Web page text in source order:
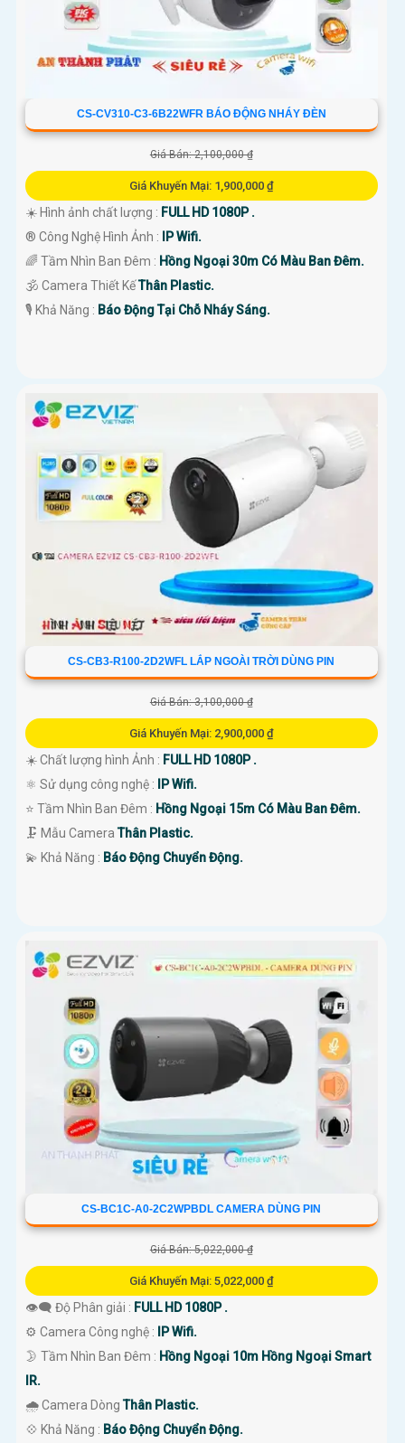
CS-CV310-C3-6B22WFR BÁO ĐỘNG NHÁY ĐÈN
Giá Bán: 2,100,000 ₫
Giá Khuyến Mại: 1,900,000 ₫
☀️ Hình ảnh chất lượng : FULL HD 1080P .
®️ Công Nghệ Hình Ảnh :
IP Wifi.
🌈 Tầm Nhìn Ban Đêm : Hồng Ngoại 30m Có Màu Ban Đêm.
🕉️ Camera Thiết KếThân Plastic.
️🎙 Khả Năng : Báo Động Tại Chỗ Nháy Sáng.
CS-CB3-R100-2D2WFL LẮP NGOÀI TRỜI DÙNG PIN
Giá Bán: 3,100,000 ₫
Giá Khuyến Mại: 2,900,000 ₫
☀️ Chất lượng hình Ảnh : FULL HD 1080P .
⚛️ Sử dụng công nghệ :
IP Wifi.
⭐ Tầm Nhìn Ban Đêm : Hồng Ngoại 15m Có Màu Ban Đêm.
🗜️ Mẫu CameraThân Plastic.
️💫 Khả Năng : Báo Động Chuyển Động.
CS-BC1C-A0-2C2WPBDL CAMERA DÙNG PIN
Giá Bán: 5,022,000 ₫
Giá Khuyến Mại: 5,022,000 ₫
👁️‍🗨 Độ Phân giải : FULL HD 1080P .
⚙ Camera Công nghệ :
IP Wifi.
🌛 Tầm Nhìn Ban Đêm : Hồng Ngoại 10m Hồng Ngoại Smart
IR.
🌧️ Camera DòngThân Plastic.
️💠 Khả Năng : Báo Động Chuyển Động.